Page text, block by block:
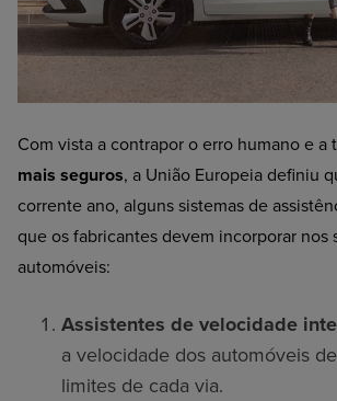
Com vista a contrapor o erro humano e a
mais seguros, a União Europeia definiu
corrente ano, alguns sistemas de
que os fabricantes devem incorporar nos
automóveis:
Assistentes de velocidade
a velocidade dos automóveis
limites de cada via.